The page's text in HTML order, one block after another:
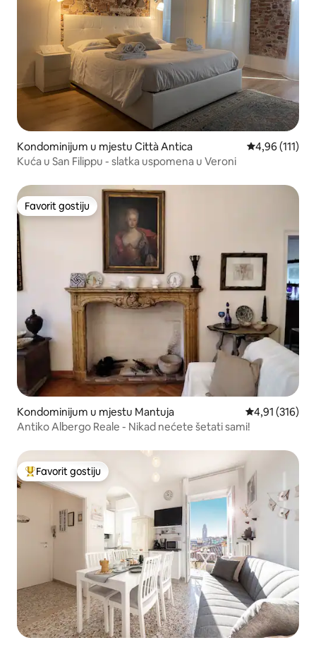
Kondominijum u mjestu Città Antica prosječna
4,96 (111)
Kuća u San Filippu - slatka uspomena u Veroni
Favorit gostiju
Favorit gostiju
Kondominijum u mjestu Mantuja prosječna
4,91 (316)
Antiko Albergo Reale - Nikad nećete šetati sami!
Glavni favorit gostiju
Favorit gostiju